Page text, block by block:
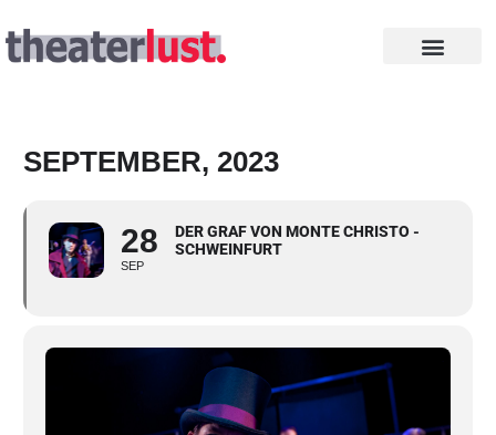
Inhalt
springen
SEPTEMBER, 2023
28
SEP
DER GRAF VON MONTE CHRISTO -
SCHWEINFURT